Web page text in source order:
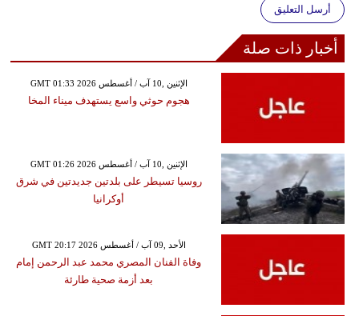
أرسل التعليق
أخبار ذات صلة
GMT 01:33 2026 الإثنين ,10 آب / أغسطس
هجوم حوثي واسع يستهدف ميناء المخا
GMT 01:26 2026 الإثنين ,10 آب / أغسطس
روسيا تسيطر على بلدتين جديدتين في شرق
أوكرانيا
GMT 20:17 2026 الأحد ,09 آب / أغسطس
وفاة الفنان المصري محمد عبد الرحمن إمام
بعد أزمة صحية طارئة